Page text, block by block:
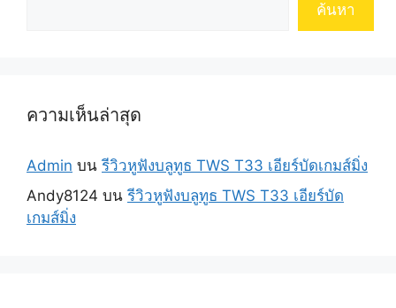
ค้นหา
ความเห็นล่าสุด
Admin บนรีวิวหูฟังบลูทูธ TWS T33 เอียร์บัดเกมส์มิ่ง
Andy8124 บนรีวิวหูฟังบลูทูธ TWS T33 เอียร์บัด
เกมส์มิ่ง